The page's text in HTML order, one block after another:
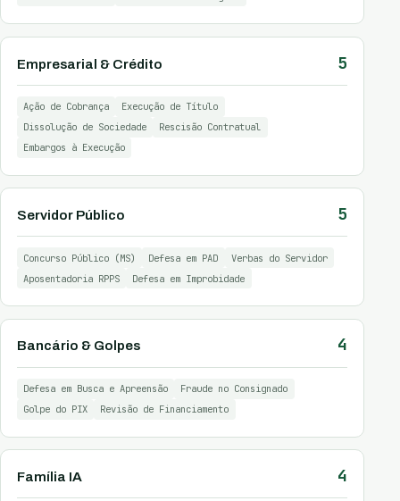
Empresarial & Crédito 5
Ação de Cobrança
Execução de Título
Dissolução de Sociedade
Rescisão Contratual
Embargos à Execução
Servidor Público 5
Concurso Público (MS) Defesa em PAD
Verbas do Servidor
Aposentadoria RPPS
Defesa em Improbidade
Bancário & Golpes 4
Defesa em Busca e Apreensão
Fraude no Consignado
Golpe do PIX
Revisão de Financiamento
Família IA 4